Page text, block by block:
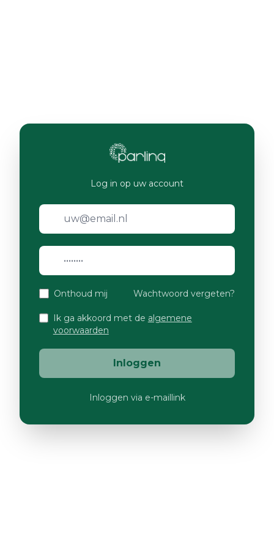
Log in op uw account
Onthoud mij Wachtwoord vergeten?
Ik ga akkoord met de algemene
voorwaarden
Inloggen
Inloggen via e-maillink